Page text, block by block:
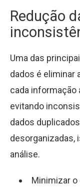
Redução
Uma das
dados é eliminar
cada informação
evitando
dados
desorganizadas,
análise.
Minimizar